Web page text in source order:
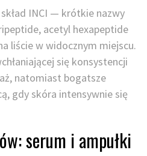
INCI — krótkie nazwy
acetyl hexapeptide
liście w widocznym miejscu.
się konsystencji
natomiast bogatsze
gdy skóra intensywnie się
serum i ampułki